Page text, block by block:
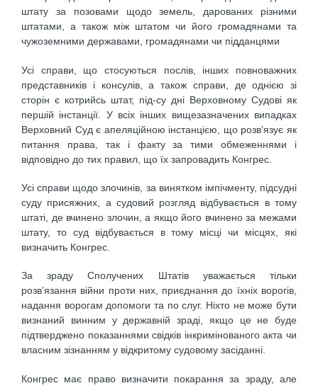
штату за позовами щодо земель, дарованих різними
штатами, а також між штатом чи його громадянами та
чужоземними державами, громадянами чи підданцями
Усі справи, що стосуються послів, інших повноважних
представників і консулів, а також справи, де однією зі
сторін є котрийсь штат, під-су дні Верховному Судові як
першій інстанції. У всіх інших вищезазначених випадках
Верховний Суд є апеляційною інстанцією, що розв’язує як
питання права, так і факту за тими обмеженнями і
відповідно до тих правил, що їх запровадить Конгрес.
Усі справи щодо злочинів, за винятком імпічменту, підсудні
суду присяжних, а судовий розгляд відбувається в тому
штаті, де вчинено злочин, а якщо його вчинено за межами
штату, то суд відбувається в тому місці чи місцях, які
визначить Конгрес.
За зраду Сполучених Штатів уважається тільки
розв’язання війни проти них, приєднання до їхніх ворогів,
надання ворогам допомоги та по слуг. Ніхто не може бути
визнаний винним у державній зраді, якщо це не буде
підтверджено показаннями свідків інкримінованого акта чи
власним зізнанням у відкритому судовому засіданні.
Конгрес має право визначити покарання за зраду, але